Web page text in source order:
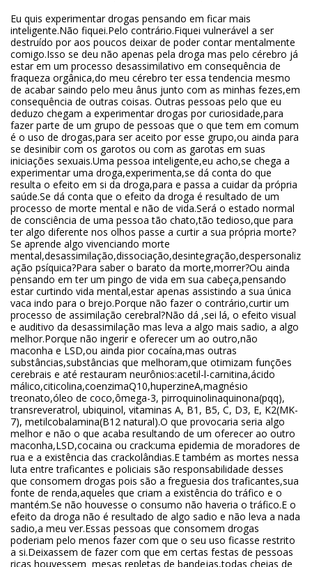
Eu quis experimentar drogas pensando em ficar mais
inteligente.Não fiquei.Pelo contrário.Fiquei vulnerável a ser
destruído por aos poucos deixar de poder contar mentalmente
comigo.Isso se deu não apenas pela droga mas pelo cérebro já
estar em um processo desassimilativo em consequência de
fraqueza orgânica,do meu cérebro ter essa tendencia mesmo
de acabar saindo pelo meu ânus junto com as minhas fezes,em
consequência de outras coisas. Outras pessoas pelo que eu
deduzo chegam a experimentar drogas por curiosidade,para
fazer parte de um grupo de pessoas que o que tem em comum
é o uso de drogas,para ser aceito por esse grupo,ou ainda para
se desinibir com os garotos ou com as garotas em suas
iniciações sexuais.Uma pessoa inteligente,eu acho,se chega a
experimentar uma droga,experimenta,se dá conta do que
resulta o efeito em si da droga,para e passa a cuidar da própria
saúde.Se dá conta que o efeito da droga é resultado de um
processo de morte mental e não de vida.Será o estado normal
de consciência de uma pessoa tão chato,tão tedioso,que para
ter algo diferente nos olhos passe a curtir a sua própria morte?
Se aprende algo vivenciando morte
mental,desassimilação,dissociação,desintegração,despersonaliz
ação psíquica?Para saber o barato da morte,morrer?Ou ainda
pensando em ter um pingo de vida em sua cabeça,pensando
estar curtindo vida mental,estar apenas assistindo a sua única
vaca indo para o brejo.Porque não fazer o contrário,curtir um
processo de assimilação cerebral?Não dá ,sei lá, o efeito visual
e auditivo da desassimilação mas leva a algo mais sadio, a algo
melhor.Porque não ingerir e oferecer um ao outro,não
maconha e LSD,ou ainda pior cocaína,mas outras
substâncias,substâncias que melhoram,que otimizam funções
cerebrais e até restauram neurônios:acetil-l-carnitina,ácido
málico,citicolina,coenzimaQ10,huperzineA,magnésio
treonato,óleo de coco,ômega-3, pirroquinolinaquinona(pqq),
transreveratrol, ubiquinol, vitaminas A, B1, B5, C, D3, E, K2(MK-
7), metilcobalamina(B12 natural).O que provocaria seria algo
melhor e não o que acaba resultando de um oferecer ao outro
maconha,LSD,cocaina ou crack:uma epidemia de moradores de
rua e a existência das crackolândias.E também as mortes nessa
luta entre traficantes e policiais são responsabilidade desses
que consomem drogas pois são a freguesia dos traficantes,sua
fonte de renda,aqueles que criam a existência do tráfico e o
mantém.Se não houvesse o consumo não haveria o tráfico.E o
efeito da droga não é resultado de algo sadio e não leva a nada
sadio,a meu ver.Essas pessoas que consomem drogas
poderiam pelo menos fazer com que o seu uso ficasse restrito
a si.Deixassem de fazer com que em certas festas de pessoas
ricas houvessem mesas repletas de bandejas,todas cheias de